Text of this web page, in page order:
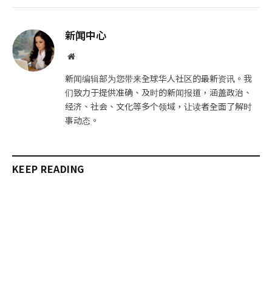
新闻中心
网
新闻编辑部为您带来全球华人社区的最新资讯。我
们致力于提供准确、及时的新闻报道，涵盖政治、
经济、社会、文化等多个领域，让读者全面了解时
事动态。
KEEP READING